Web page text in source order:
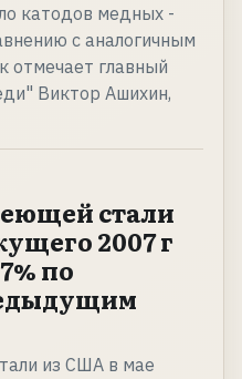
катодов медных -
с аналогичным
отмечает главный
Виктор Ашихин,
стали
2007 г
по
из США в мае